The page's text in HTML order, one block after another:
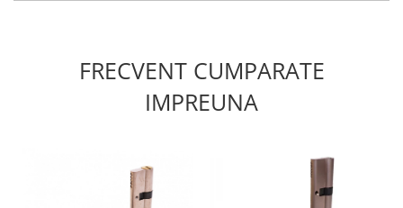
FRECVENT CUMPARATE
IMPREUNA